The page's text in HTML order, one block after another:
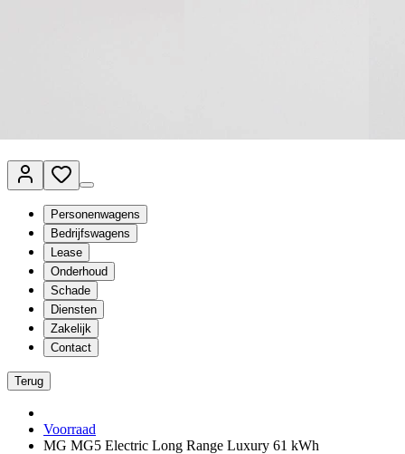
Personenwagens
Bedrijfswagens
Lease
Onderhoud
Schade
Diensten
Zakelijk
Contact
Terug
Voorraad
MG MG5 Electric Long Range Luxury 61 kWh